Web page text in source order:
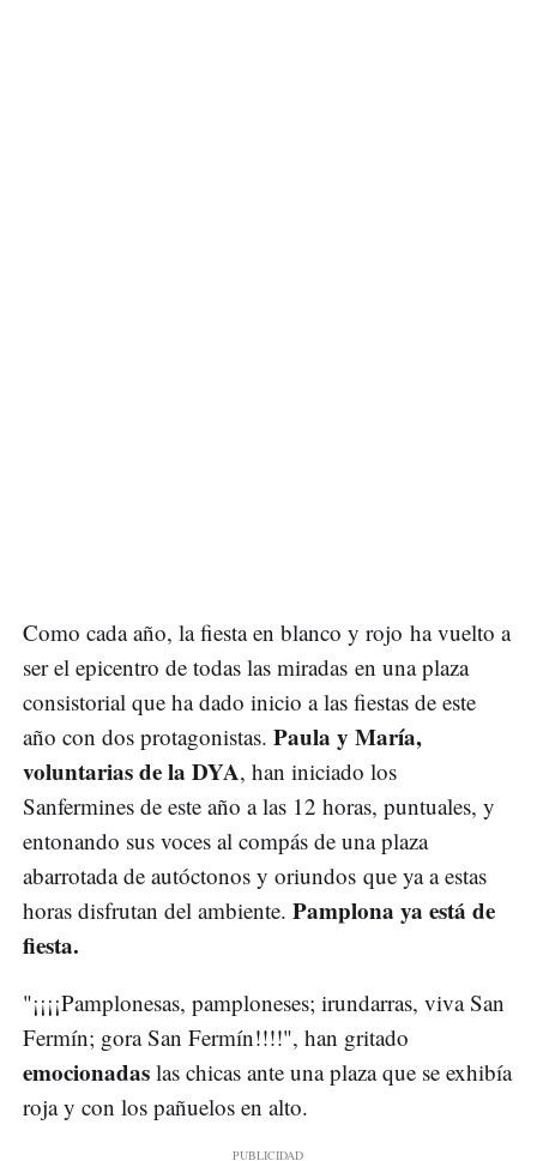
Como cada año, la fiesta en blanco y rojo ha vuelto a
ser el epicentro de todas las miradas en una plaza
consistorial que ha dado inicio a las fiestas de este
año con dos protagonistas. Paula y María,
voluntarias de la DYA, han iniciado los
Sanfermines de este año a las 12 horas, puntuales, y
entonando sus voces al compás de una plaza
abarrotada de autóctonos y oriundos que ya a estas
horas disfrutan del ambiente. Pamplona ya está de
fiesta.
"¡¡¡¡Pamplonesas, pamploneses; irundarras, viva San
Fermín; gora San Fermín!!!!", han gritado
emocionadas las chicas ante una plaza que se exhibía
roja y con los pañuelos en alto.